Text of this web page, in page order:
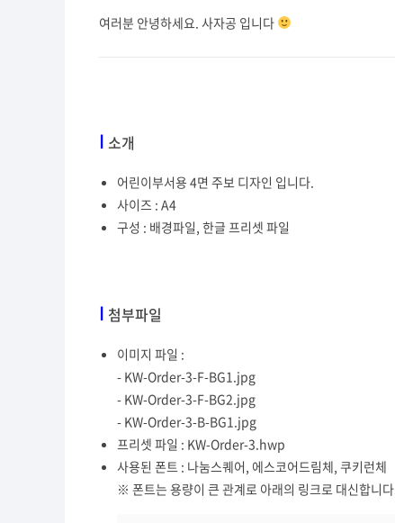
여러분 안녕하세요. 사자공 입니다
I 소개
어린이부서용 4면 주보 디자인 입니다.
사이즈 : A4
구성 : 배경파일, 한글 프리셋 파일
I 첨부파일
이미지 파일 :
- KW-Order-3-F-BG1.jpg
- KW-Order-3-F-BG2.jpg
- KW-Order-3-B-BG1.jpg
프리셋 파일 : KW-Order-3.hwp
사용된 폰트 : 나눔스퀘어, 에스코어드림체, 쿠키런체
※ 폰트는 용량이 큰 관계로 아래의 링크로 대신합니다.